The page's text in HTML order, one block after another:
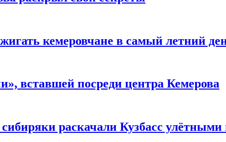
кемеровчане в самый летний
вставшей посреди центра Кемерова
раскачали Кузбасс улётными